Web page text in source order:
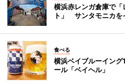
横浜赤レンガ倉庫で
ト」 サンタモニカ
食べる
横浜ベイブルーイン
ール「ベイヘル」